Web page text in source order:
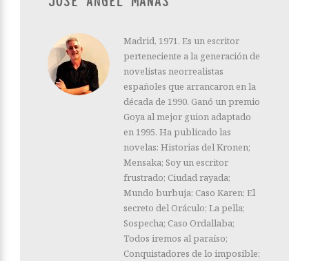
Madrid, 1971. Es un escritor
perteneciente a la generación de
novelistas neorrealistas
españoles que arrancaron en la
década de 1990. Ganó un premio
Goya al mejor guion adaptado
en 1995. Ha publicado las
novelas: Historias del Kronen;
Mensaka; Soy un escritor
frustrado; Ciudad rayada;
Mundo burbuja; Caso Karen; El
secreto del Oráculo; La pella;
Sospecha; Caso Ordallaba;
Todos iremos al paraíso;
Conquistadores de lo imposible;